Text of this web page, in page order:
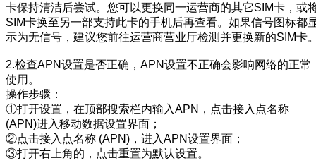
卡保持清洁后尝试。您可以更换同一运营商的其它SIM卡，或
SIM卡换至另一部支持此卡的手机后再查看。如果信号图标都
示为无信号，建议您前往运营商营业厅检测并更换新的SIM卡
2.检查APN设置是否正确，APN设置不正确会影响网络的正常
使用。
操作步骤：
①打开设置，在顶部搜索栏内输入APN，点击接入点名称
(APN)进入移动数据设置界面；
②点击接入点名称 (APN)，进入APN设置界面；
③打开右上角的，点击重置为默认设置。